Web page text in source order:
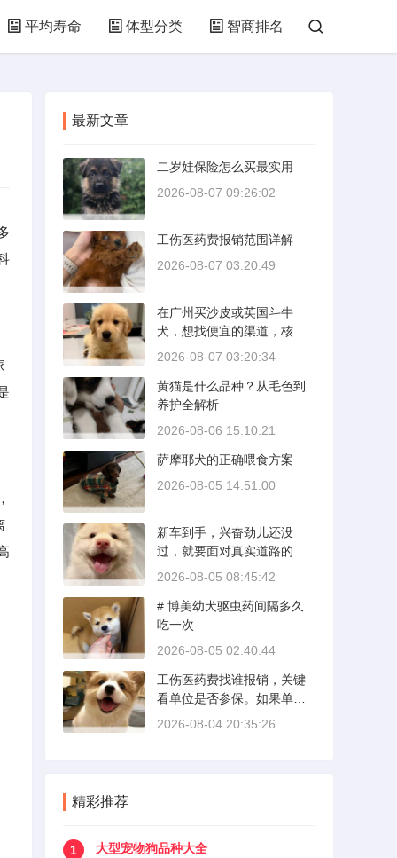
平均寿命 体型分类 智商排名
最新文章
二岁娃保险怎么买最实用
2026-08-07 09:26:02
工伤医药费报销范围详解
2026-08-07 03:20:49
在广州买沙皮或英国斗牛
犬，想找便宜的渠道，核心
是分清“便宜”和“捡漏”的界
种，价格比北方城市有优
势；英国斗牛犬则完全是另
一套行情。下面直接说具体
间。
2026-08-07 03:20:34
黄猫是什么品种？从毛色到
养护全解析
2026-08-06 15:10:21
萨摩耶犬的正确喂食方案
2026-08-05 14:51:00
新车到手，兴奋劲儿还没
过，就要面对真实道路的考
验。新手开新车上路，最怕
况和路况的双重陌生。磨合
期内，发动机转速控制在200
0到3000转之间，时速尽量
机的保守，而是活塞和气缸
壁需要时间完成精细贴合。
多数车型说明书里都写了前1
2026-08-05 08:45:42
# 博美幼犬驱虫药间隔多久
吃一次
2026-08-05 02:40:44
工伤医药费找谁报销，关键
看单位是否参保。如果单位
给你交了工伤保险，费用由
楚。
2026-08-04 20:35:26
精彩推荐
1
大型宠物狗品种大全